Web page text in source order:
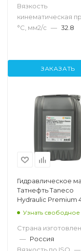
Вязкость
кинематическая
°С, мм2/с — 32.8
ЗАКАЗАТЬ
Гидравлическое
Татнефть Taneco
Hydraulic Premium
seasons VG46, 20л
Узнать
Страна
— Россия